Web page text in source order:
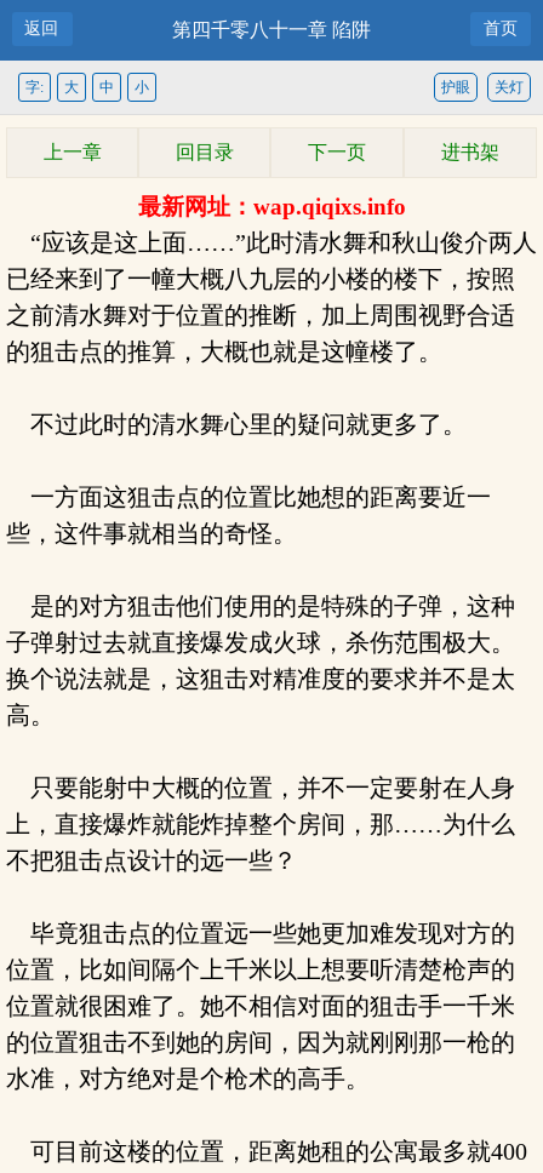
返回 第四千零八十一章 陷阱 首页
关灯
护眼
字: 大 中 小
上一章 回目录 下一页 进书架
最新网址：wap.qiqixs.info
“应该是这上面……”此时清水舞和秋山俊介两人
已经来到了一幢大概八九层的小楼的楼下，按照
之前清水舞对于位置的推断，加上周围视野合适
的狙击点的推算，大概也就是这幢楼了。
不过此时的清水舞心里的疑问就更多了。
一方面这狙击点的位置比她想的距离要近一
些，这件事就相当的奇怪。
是的对方狙击他们使用的是特殊的子弹，这种
子弹射过去就直接爆发成火球，杀伤范围极大。
换个说法就是，这狙击对精准度的要求并不是太
高。
只要能射中大概的位置，并不一定要射在人身
上，直接爆炸就能炸掉整个房间，那……为什么
不把狙击点设计的远一些？
毕竟狙击点的位置远一些她更加难发现对方的
位置，比如间隔个上千米以上想要听清楚枪声的
位置就很困难了。她不相信对面的狙击手一千米
的位置狙击不到她的房间，因为就刚刚那一枪的
水准，对方绝对是个枪术的高手。
可目前这楼的位置，距离她租的公寓最多就400